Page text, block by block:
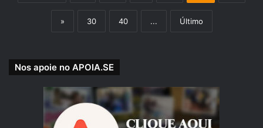
» 30 40 ... Último
Nos apoie no APOIA.SE